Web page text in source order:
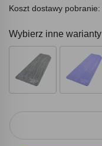
Koszt dostawy pobranie:
Wybierz inne warianty